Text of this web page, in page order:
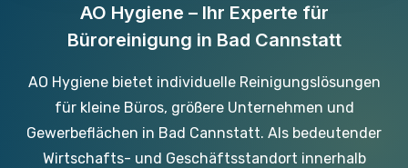
AO Hygiene – Ihr Experte für
Büroreinigung in Bad Cannstatt
AO Hygiene bietet individuelle Reinigungslösungen
für kleine Büros, größere Unternehmen und
Gewerbeflächen in Bad Cannstatt. Als bedeutender
Wirtschafts- und Geschäftsstandort innerhalb